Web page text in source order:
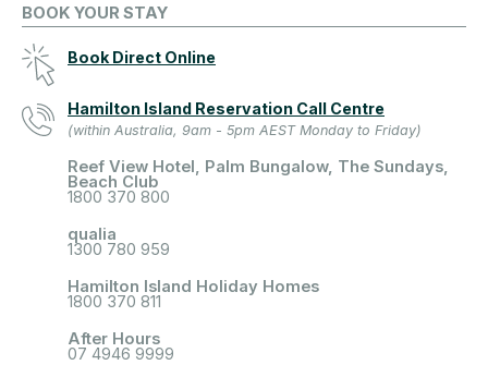
BOOK YOUR STAY
Book Direct Online
Hamilton Island Reservation Call Centre
(within Australia, 9am - 5pm AEST Monday to Friday)
Reef View Hotel, Palm Bungalow, The Sundays,
Beach Club
1800 370 800
qualia
1300 780 959
Hamilton Island Holiday Homes
1800 370 811
After Hours
07 4946 9999